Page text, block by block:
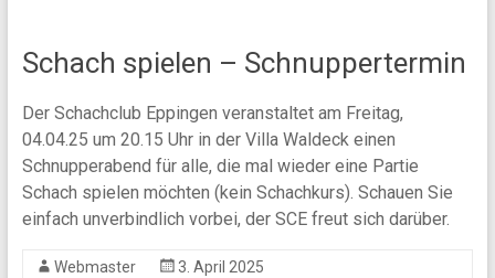
Schach spielen – Schnuppertermin
Der Schachclub Eppingen veranstaltet am Freitag,
04.04.25 um 20.15 Uhr in der Villa Waldeck einen
Schnupperabend für alle, die mal wieder eine Partie
Schach spielen möchten (kein Schachkurs). Schauen Sie
einfach unverbindlich vorbei, der SCE freut sich darüber.
Webmaster
3. April 2025